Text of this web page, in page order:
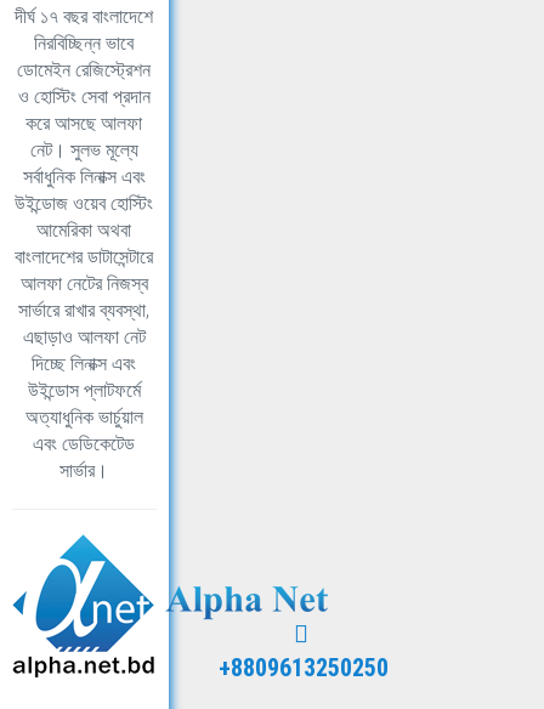
দীর্ঘ ১৭ বছর বাংলাদেশে
নিরবিচ্ছিন্ন ভাবে
ডোমেইন রেজিস্ট্রেশন
ও হোস্টিং সেবা প্রদান
করে আসছে আলফা
নেট। সুলভ মূল্যে
সর্বাধুনিক লিনাক্স এবং
উইন্ডোজ ওয়েব হোস্টিং
আমেরিকা অথবা
বাংলাদেশের ডাটাসেন্টারে
আলফা নেটের নিজস্ব
সার্ভারে রাখার ব্যবস্থা,
এছাড়াও আলফা নেট
দিচ্ছে লিনাক্স এবং
উইন্ডোস প্লাটফর্মে
অত্যাধুনিক ভার্চুয়াল
এবং ডেডিকেটেড
সার্ভার।
+8809613250250